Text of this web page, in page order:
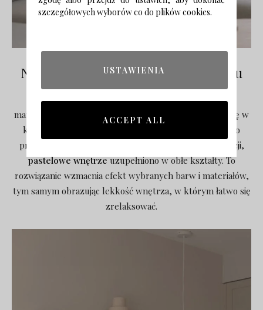
Naturalne materiały i lekkość wystroju
Jedną z zalet tego projektu jest użycie naturalnych
materiałów. Drewno, len i bawełna doskonale wpisują się w
koncepcję wnętrza. Takie wykończenie tworzy bardzo
przytulną atmosferę. Jako zakończenie całej kompozycji,
pastelowe wnętrzeuzupełniono w obłe kształty. To
rozwiązanie wzmacnia efekt wybranych barw i materiałów,
tym samym obrazując lekkość wnętrza, w którym łatwo się
zrelaksować.
szczegółowych wyborów co do plików cookies.
USTAWIENIA
ACCEPT ALL